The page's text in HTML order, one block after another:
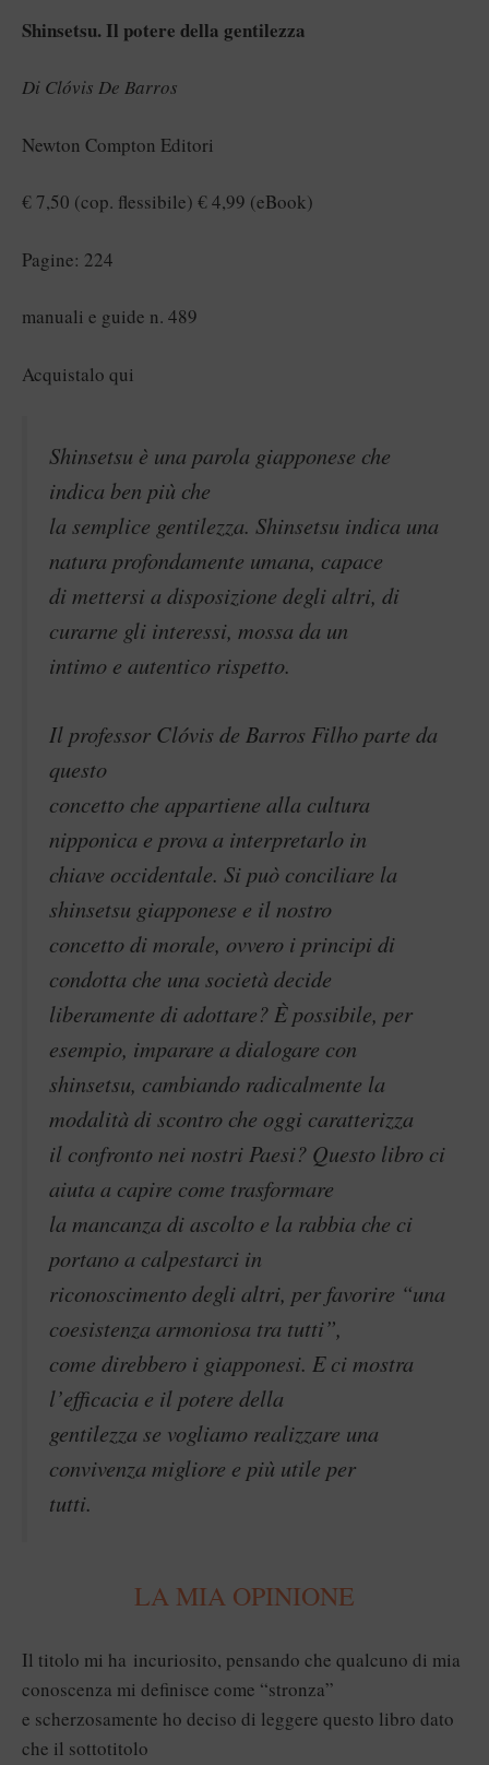
Shinsetsu. Il potere della gentilezza
Di Clóvis De Barros
Newton Compton Editori
€ 7,50 (cop. flessibile) € 4,99 (eBook)
Pagine: 224
manuali e guide n. 489
Acquistalo qui
Shinsetsu è una parola giapponese che
indica ben più che
la semplice gentilezza. Shinsetsu indica una
natura profondamente umana, capace
di mettersi a disposizione degli altri, di
curarne gli interessi, mossa da un
intimo e autentico rispetto.
Il professor Clóvis de Barros Filho parte da
questo
concetto che appartiene alla cultura
nipponica e prova a interpretarlo in
chiave occidentale. Si può conciliare la
shinsetsu giapponese e il nostro
concetto di morale, ovvero i principi di
condotta che una società decide
liberamente di adottare? È possibile, per
esempio, imparare a dialogare con
shinsetsu, cambiando radicalmente la
modalità di scontro che oggi caratterizza
il confronto nei nostri Paesi? Questo libro ci
aiuta a capire come trasformare
la mancanza di ascolto e la rabbia che ci
portano a calpestarci in
riconoscimento degli altri, per favorire “una
coesistenza armoniosa tra tutti”,
come direbbero i giapponesi. E ci mostra
l’efficacia e il potere della
gentilezza se vogliamo realizzare una
convivenza migliore e più utile per
tutti.
LA MIA OPINIONE
Il titolo mi ha incuriosito, pensando che qualcuno di mia
conoscenza mi definisce come “stronza”
e scherzosamente ho deciso di leggere questo libro dato
che il sottotitolo